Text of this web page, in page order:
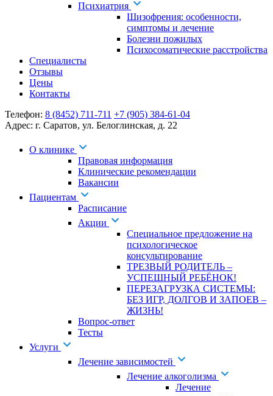
Психиатрия
Шизофрения: особенности,
симптомы и лечение
Болезни пожилых
Психосоматические расстройства
Специалисты
Отзывы
Цены
Контакты
Телефон: 8 (8452) 711-711 +7 (905) 384-61-04
Адрес: г. Саратов, ул. Белоглинская, д. 22
О клинике
Правовая информация
Клинические рекомендации
Вакансии
Пациентам
Расписание
Акции
Специальное предложение на
психологическое
консультирование
ТРЕЗВЫЙ РОДИТЕЛЬ –
УСПЕШНЫЙ РЕБЁНОК!
ПЕРЕЗАГРУЗКА СИСТЕМЫ:
БЕЗ ИГР, ДОЛГОВ И ЗАПОЕВ –
ЖИЗНЬ!
Вопрос-ответ
Тесты
Услуги
Лечение зависимостей
Лечение алкоголизма
Лечение